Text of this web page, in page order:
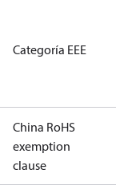
Categoría EEE
China RoHS
exemption
clause